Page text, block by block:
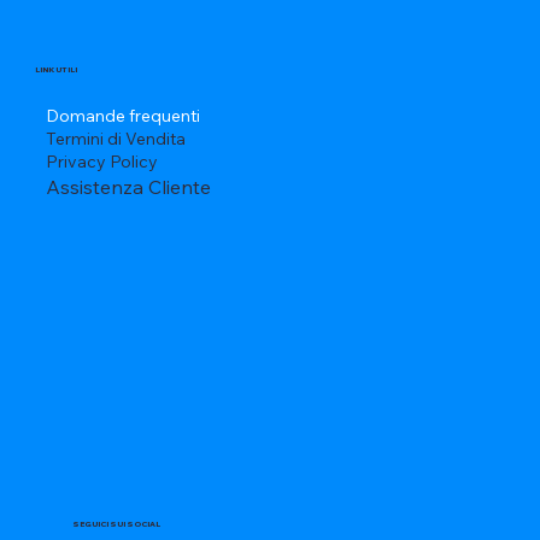
LINK UTILI
Domande frequenti
Termini di Vendita
Privacy Policy
Assistenza Cliente
SEGUICI SUI SOCIAL